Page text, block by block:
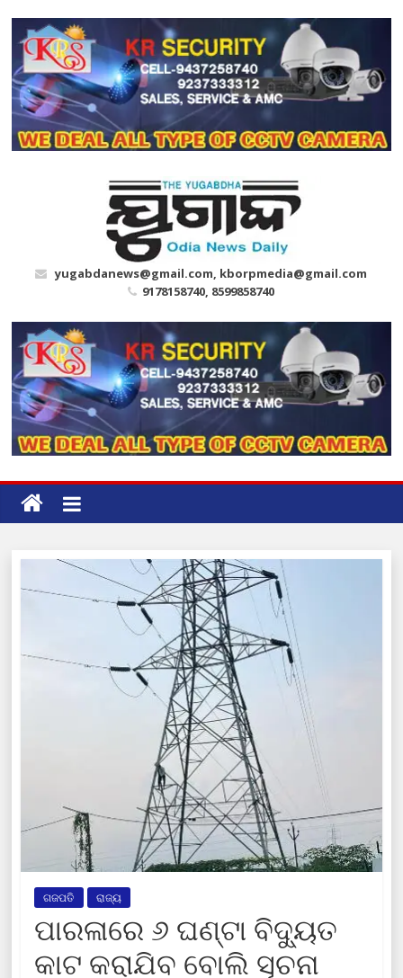
content
yugabdanews@gmail.com, kborpmedia@gmail.com
9178158740, 8599858740
ଗଜପତି ରାଜ୍ୟ
ପାରଳାରେ ୬ ଘଣ୍ଟା ବିଦ୍ୟୁତ
କାଟ କରାଯିବ ବୋଲି ସୂଚନା